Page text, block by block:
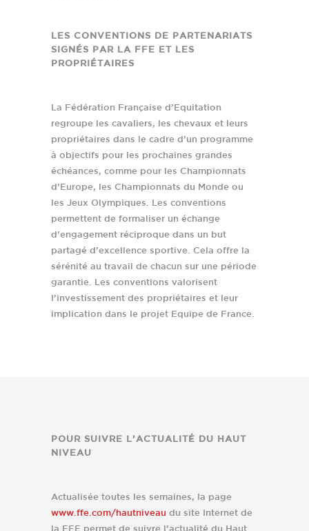
LES CONVENTIONS DE PARTENARIATS
SIGNÉS PAR LA FFE ET LES
PROPRIÉTAIRES
La Fédération Française d’Equitation
regroupe les cavaliers, les chevaux et leurs
propriétaires dans le cadre d’un programme
à objectifs pour les prochaines grandes
échéances, comme pour les Championnats
d’Europe, les Championnats du Monde ou
les Jeux Olympiques. Les conventions
permettent de formaliser un échange
d’engagement réciproque dans un but
partagé d’excellence sportive. Cela offre la
sérénité au travail de chacun sur une période
garantie. Les conventions valorisent
l’investissement des propriétaires et leur
implication dans le projet Equipe de France.
POUR SUIVRE L’ACTUALITÉ DU HAUT
NIVEAU
Actualisée toutes les semaines, la page
www.ffe.com/hautniveau du site Internet de
la FFE permet de suivre l’actualité du Haut